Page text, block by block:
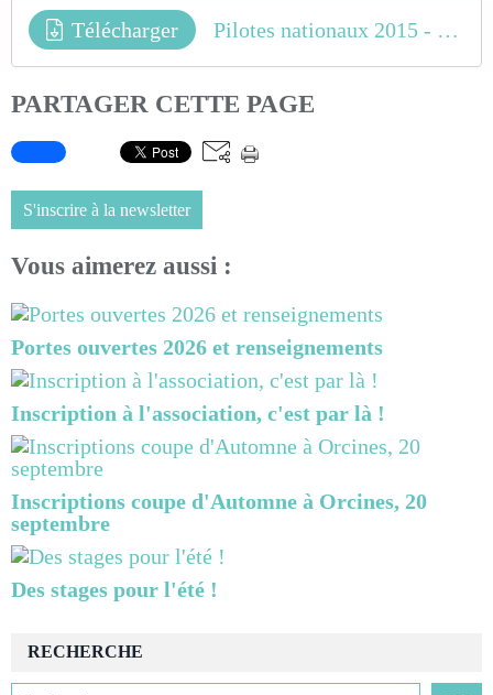
Télécharger Pilotes nationaux 2015 - Sud Est
PARTAGER CETTE PAGE
S'inscrire à la newsletter
Vous aimerez aussi :
Portes ouvertes 2026 et renseignements
Inscription à l'association, c'est par là !
Inscriptions coupe d'Automne à Orcines, 20
septembre
Des stages pour l'été !
RECHERCHE